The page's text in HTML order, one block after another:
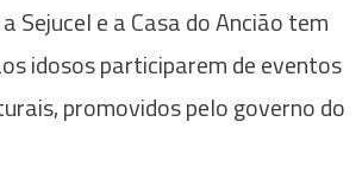
Sejucel e a Casa do Ancião tem
idosos participarem de eventos
promovidos pelo governo do